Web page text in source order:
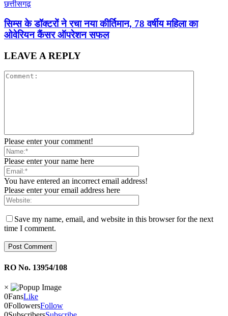
छत्तीसगढ़
सिम्स के डॉक्टरों ने रचा नया कीर्तिमान, 78 वर्षीय महिला का
ओवेरियन कैंसर ऑपरेशन सफल
LEAVE A REPLY
Please enter your comment!
Please enter your name here
You have entered an incorrect email address!
Please enter your email address here
Save my name, email, and website in this browser for the next
time I comment.
RO No. 13954/108
×
0FansLike
0FollowersFollow